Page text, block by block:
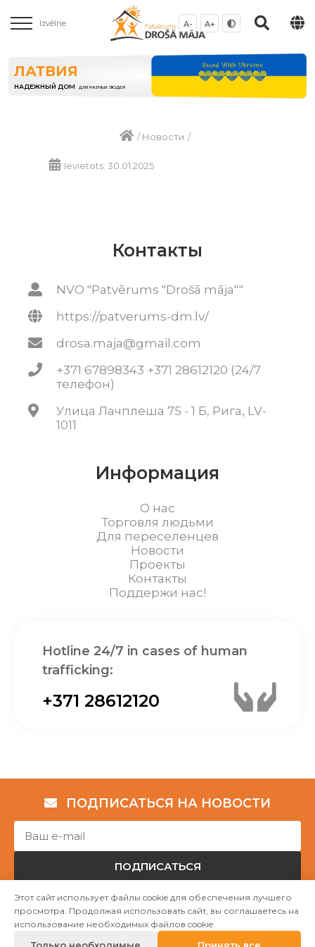
Izvēlne A- A+
ЛАТВИЯ
НАДЕЖНЫЙ ДОМ ДЛЯ РАЗНЫХ ЛЮДЕЙ
/Новости /
Ievietots: 30.01.2025
Контакты
NVO "Patvērums "Drošā māja""
https://patverums-dm.lv/
drosa.maja@gmail.com
+371 67898343 +371 28612120 (24/7
телефон)
Улица Лачплеша 75 - 1 Б, Рига, LV-
1011
Информация
О нас
Торговля людьми
Для переселенцев
Новости
Проекты
Контакты
Поддержи нас!
Hotline 24/7 in cases of human
trafficking:
+371 28612120
ПОДПИСАТЬСЯ НА НОВОСТИ
ПОДПИСАТЬСЯ
Авторские права © НГО „Убежище "Надёжный дом""
Этот сайт использует файлы cookie для обеспечения лучшего
просмотра. Продолжая использовать сайт, вы соглашаетесь на
использование необходимых файлов cookie.